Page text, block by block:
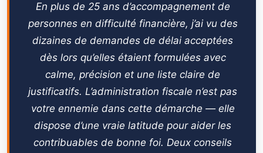
En plus de 25 ans d’accompagnement de
personnes en difficulté financière, j’ai vu des
dizaines de demandes de délai acceptées
dès lors qu’elles étaient formulées avec
calme, précision et une liste claire de
justificatifs. L’administration fiscale n’est pas
votre ennemie dans cette démarche — elle
dispose d’une vraie latitude pour aider les
contribuables de bonne foi. Deux conseils